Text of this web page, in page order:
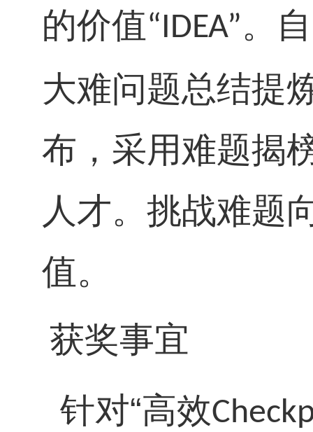
的价值“IDEA”。自
大难问题总结提
布，采用难题揭
人才。挑战难题
值。
获奖事宜
针对“高效